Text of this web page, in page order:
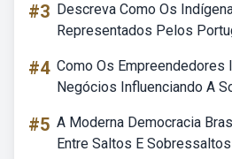
#3 Descreva Como Os
Representados Pelos
#4 Como Os Empreendedores
Negócios Influenciando A
#5 A Moderna Democracia
Entre Saltos E Sobressaltos